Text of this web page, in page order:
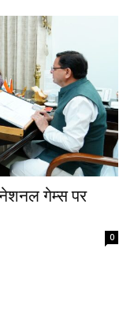
गेम्स पर
0